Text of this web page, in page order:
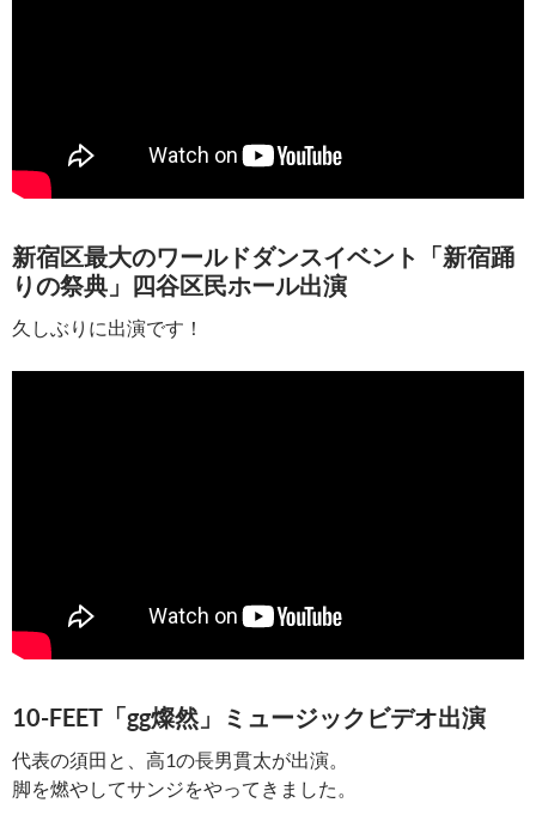
新宿区最大のワールドダンスイベント「新宿踊
りの祭典」四谷区民ホール出演
久しぶりに出演です！
10-FEET「gg燦然」ミュージックビデオ出演
代表の須田と、高1の長男貫太が出演。
脚を燃やしてサンジをやってきました。